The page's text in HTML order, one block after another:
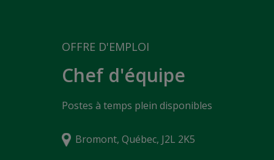
OFFRE D'EMPLOI
Chef d'équipe
Postes à temps plein disponibles
Bromont, Québec, J2L 2K5